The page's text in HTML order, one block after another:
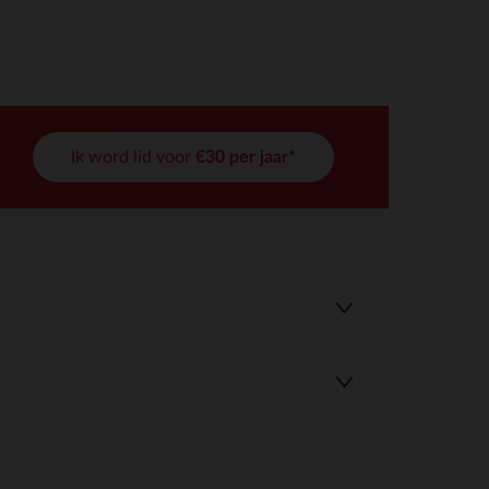
Ik word lid voor €30 per jaar*